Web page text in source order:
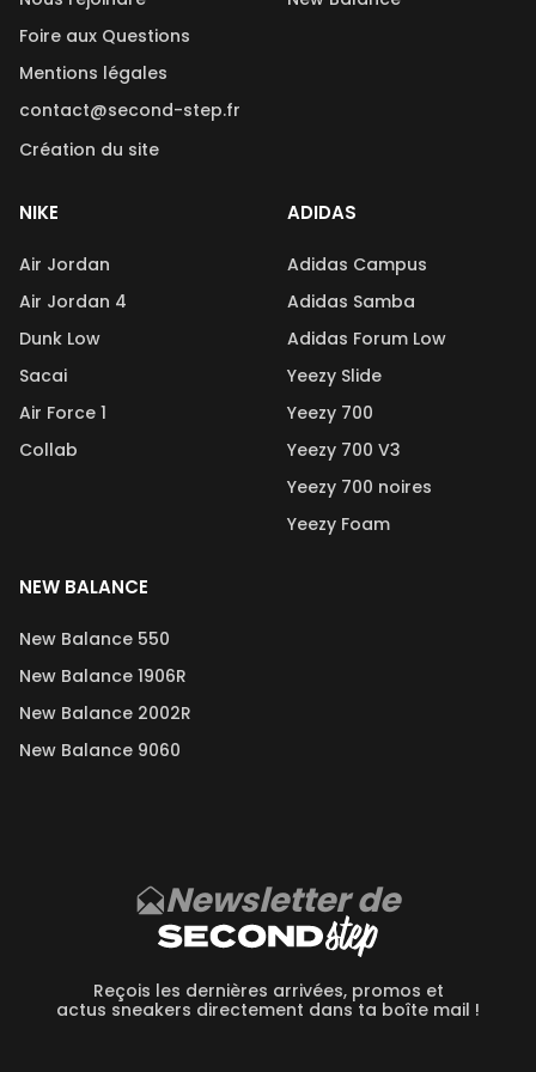
Foire aux Questions
Mentions légales
contact@second-step.fr
Création du site
NIKE
Air Jordan
Air Jordan 4
Dunk Low
Sacai
Air Force 1
Collab
ADIDAS
Adidas Campus
Adidas Samba
Adidas Forum Low
Yeezy Slide
Yeezy 700
Yeezy 700 V3
Yeezy 700 noires
Yeezy Foam
NEW BALANCE
New Balance 550
New Balance 1906R
New Balance 2002R
New Balance 9060
Newsletter de
Reçois les dernières arrivées, promos et
actus sneakers directement dans ta boîte mail !